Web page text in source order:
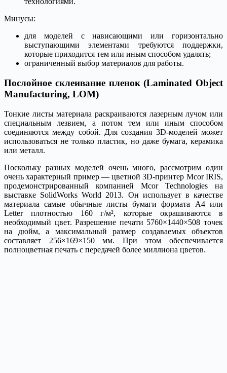
Минусы:
для моделей с нависающими или горизонтально
выступающими элементами требуются поддержки,
которые приходится тем или иным способом удалять;
ограниченный выбор материалов для работы.
Послойное склеивание пленок (Laminated Object
Manufacturing, LOM)
Тонкие листы материала раскраиваются лазерным лучом или
специальным лезвием, а потом тем или иным способом
соединяются между собой. Для создания 3D-моделей может
использоваться не только пластик, но даже бумага, керамика
или металл.
Поскольку разных моделей очень много, рассмотрим один
очень характерный пример — цветной 3D-принтер Mcor IRIS,
продемонстрированный компанией Mcor Technologies на
выставке SolidWorks World 2013. Он использует в качестве
материала самые обычные листы бумаги формата А4 или
Letter плотностью 160 г/м², которые окрашиваются в
необходимый цвет. Разрешение печати 5760×1440×508 точек
на дюйм, а максимальный размер создаваемых объектов
составляет 256×169×150 мм. При этом обеспечивается
полноцветная печать с передачей более миллиона цветов.